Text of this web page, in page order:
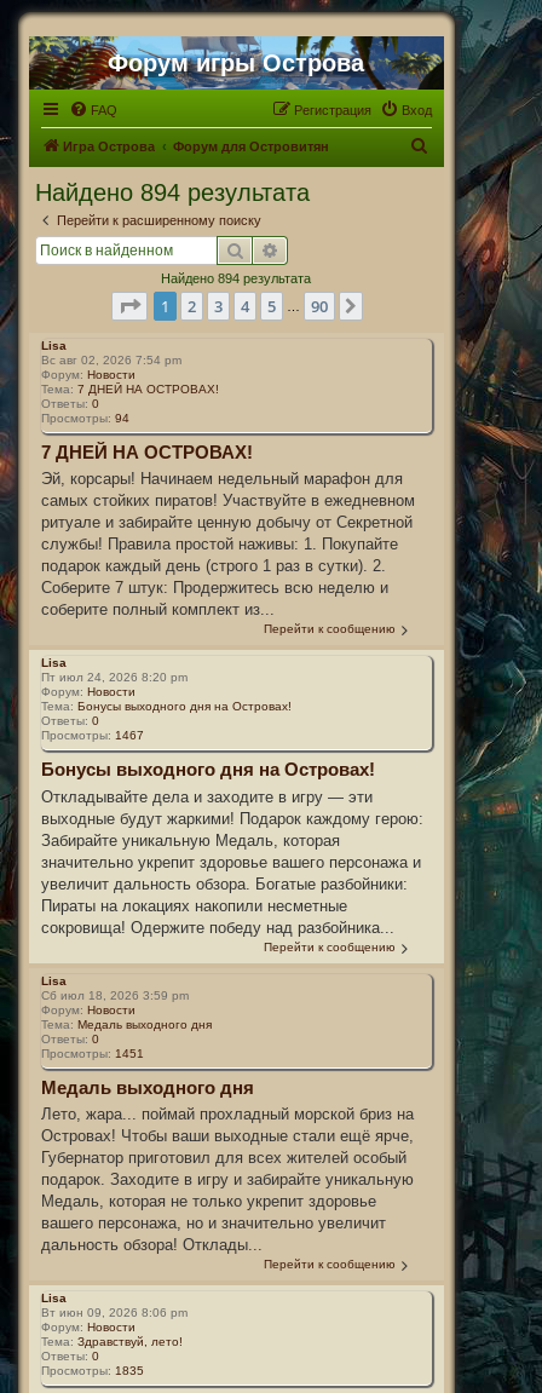
Форум игры Острова
FAQ Вход
Регистрация
Игра Острова Форум для Островитян
Найдено 894 результата
Перейти к расширенному поиску
Поиск
Найдено 894 результата
Страница из 90
1 2 3 4 5 90
Lisa
Вс авг 02, 2026 7:54 pm
Форум: Новости
Тема: 7 ДНЕЙ НА ОСТРОВАХ!
Ответы: 0
Просмотры: 94
7 ДНЕЙ НА ОСТРОВАХ!
Эй, корсары! Начинаем недельный марафон для
самых стойких пиратов! Участвуйте в ежедневном
ритуале и забирайте ценную добычу от Секретной
службы! Правила простой наживы: 1. Покупайте
подарок каждый день (строго 1 раз в сутки). 2.
Соберите 7 штук: Продержитесь всю неделю и
соберите полный комплект из...
Перейти к сообщению
Lisa
Пт июл 24, 2026 8:20 pm
Форум: Новости
Тема: Бонусы выходного дня на Островах!
Ответы: 0
Просмотры: 1467
Бонусы выходного дня на Островах!
Откладывайте дела и заходите в игру — эти
выходные будут жаркими! Подарок каждому герою:
Забирайте уникальную Медаль, которая
значительно укрепит здоровье вашего персонажа и
увеличит дальность обзора. Богатые разбойники:
Пираты на локациях накопили несметные
сокровища! Одержите победу над разбойника...
Перейти к сообщению
Lisa
Сб июл 18, 2026 3:59 pm
Форум: Новости
Тема: Медаль выходного дня
Ответы: 0
Просмотры: 1451
Медаль выходного дня
Лето, жара... поймай прохладный морской бриз на
Островах! Чтобы ваши выходные стали ещё ярче,
Губернатор приготовил для всех жителей особый
подарок. Заходите в игру и забирайте уникальную
Медаль, которая не только укрепит здоровье
вашего персонажа, но и значительно увеличит
дальность обзора! Отклады...
Перейти к сообщению
Lisa
Вт июн 09, 2026 8:06 pm
Форум: Новости
Тема: Здравствуй, лето!
Ответы: 0
Просмотры: 1835